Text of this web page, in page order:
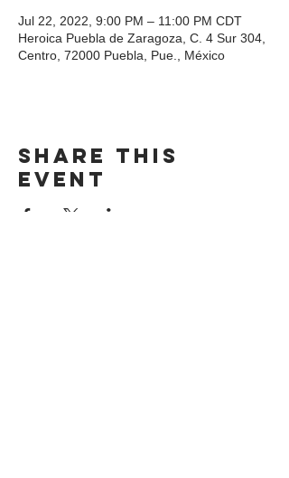
Jul 22, 2022, 9:00 PM – 11:00 PM CDT
Heroica Puebla de Zaragoza, C. 4 Sur 304,
Centro, 72000 Puebla, Pue., México
Share this
event